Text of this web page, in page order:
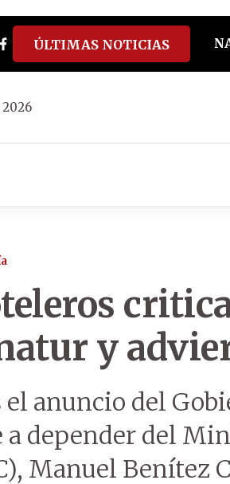
facebook
tiktokyoutube
spotify
ÚLTIMAS NOTICIAS
y
el anuncio del
a depender del
Manuel Benítez